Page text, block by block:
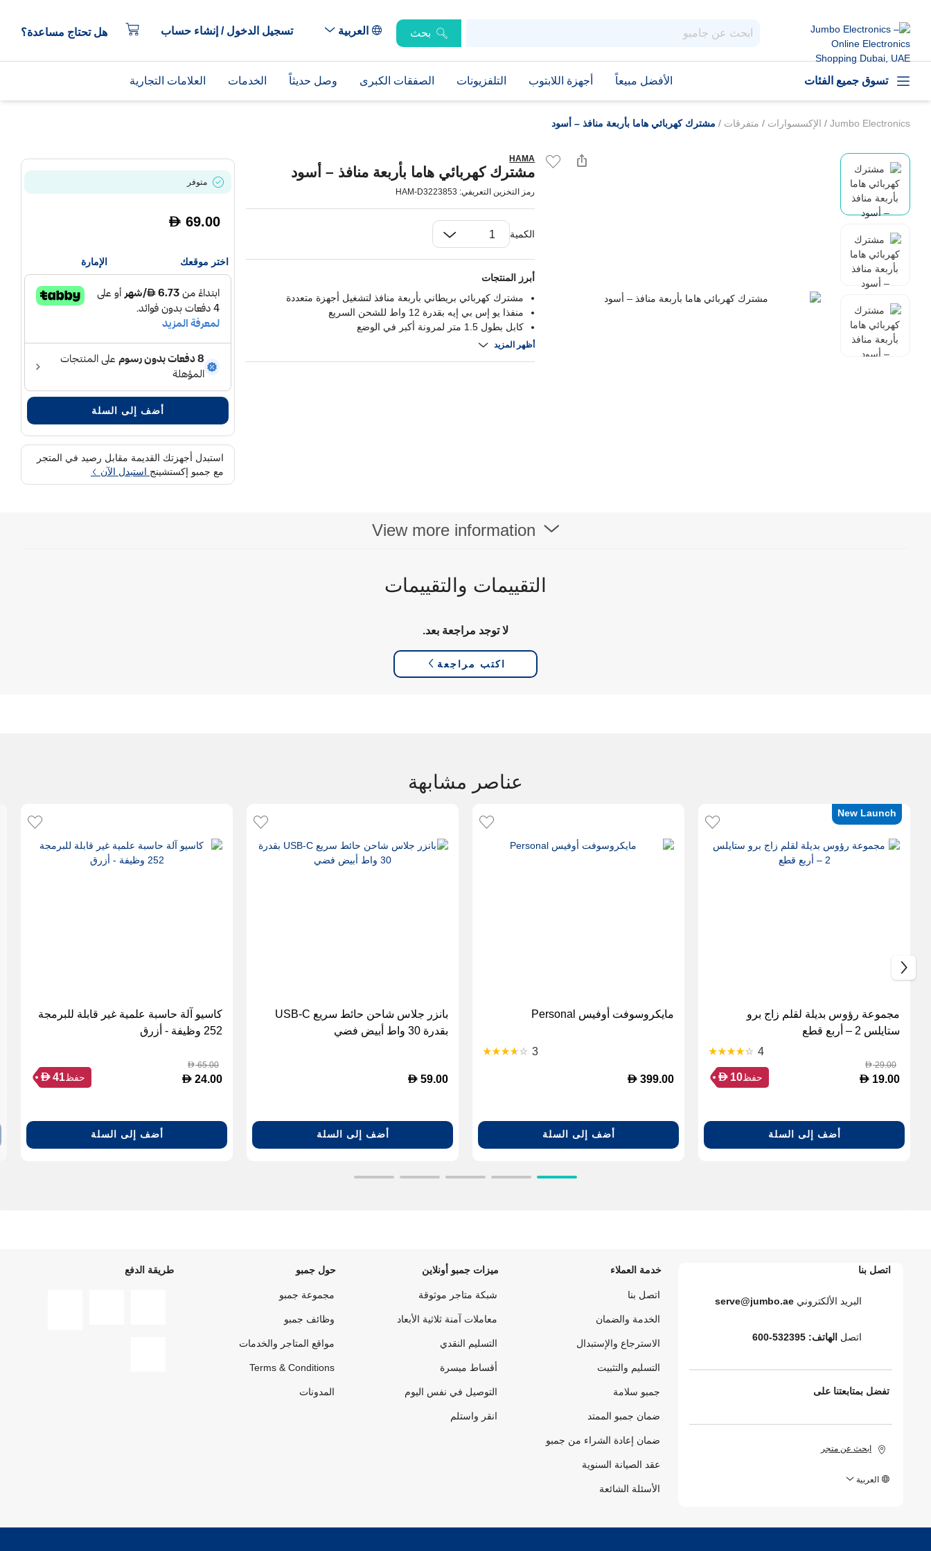
بحث العربية تسجيل الدخول / إنشاء حساب هل تحتاج مساعدة؟
تسوق جميع الفئات الأفضل مبيعاً أجهزة اللابتوب التلفزيونات الصفقات الكبرى وصل حديثاً الخدمات العلامات التجارية
Jumbo Electronics
/ الإكسسوارات / متفرقات / مشترك كهربائي هاما بأربعة منافذ – أسود
HAMA
مشترك كهربائي هاما بأربعة منافذ – أسود
رمز التخزين التعريفي: HAM-D3223853
الكمية
أبرز المنتجات
مشترك كهربائي بريطاني بأربعة منافذ لتشغيل أجهزة متعددة
منفذا يو إس بي إيه بقدرة 12 واط للشحن السريع
كابل بطول 1.5 متر لمرونة أكبر في الوضع
حماية مدمجة من ارتفاع التيار لضمان السلامة والموثوقية
أظهر المزيد
متوفر
D 69.00
اختر موقعك الإمارة
أضف إلى السلة
استبدل أجهزتك القديمة مقابل رصيد في المتجر
مع جمبو إكستشينج استبدل الآن
View more information
التقييمات والتقييمات
لا توجد مراجعة بعد.
اكتب مراجعة
عناصر مشابهة
New Launch
مجموعة رؤوس بديلة لقلم زاج برو
ستايلس 2 – أربع قطع
4
D29.00
D 19.00 حفظ D 10
أضف إلى السلة
مايكروسوفت أوفيس Personal
3
D 399.00
أضف إلى السلة
بانزر جلاس شاحن حائط سريع USB-C
بقدرة 30 واط أبيض فضي
D 59.00
أضف إلى السلة
كاسيو آلة حاسبة علمية غير قابلة للبرمجة
252 وظيفة - أزرق
D65.00
D 24.00 حفظ D 41
أضف إلى السلة
اتصل بنا
البريد الألكتروني serve@jumbo.ae
اتصلالهاتف: 532395-600
تفضل بمتابعتنا على
ابحث عن متجر
العربية
خدمة العملاء
اتصل بنا
الخدمة والضمان
الاسترجاع والإستبدال
التسليم والتثبيت
جمبو سلامة
ضمان جمبو الممتد
ضمان إعادة الشراء من جمبو
عقد الصيانة السنوية
الأسئلة الشائعة
ميزات جمبو أونلاين
شبكة متاجر موثوقة
معاملات آمنة ثلاثية الأبعاد
التسليم النقدي
أقساط ميسرة
التوصيل في نفس اليوم
انقر واستلم
حول جمبو
مجموعة جمبو
وظائف جمبو
مواقع المتاجر والخدمات
Terms & Conditions
المدونات
طريقة الدفع